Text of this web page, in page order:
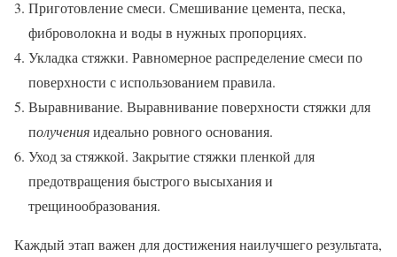
Приготовление смеси. Смешивание цемента, песка,
фиброволокна и воды в нужных пропорциях.
Укладка стяжки. Равномерное распределение смеси по
поверхности с использованием правила.
Выравнивание. Выравнивание поверхности стяжки для
полученияидеально ровного основания.
Уход за стяжкой. Закрытие стяжки пленкой для
предотвращения быстрого высыхания и
трещинообразования.
Каждый этап важен для достижения наилучшего результата,